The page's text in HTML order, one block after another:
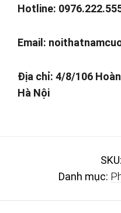
Hotline:
Email:
Địa chỉ: 4/8/106
Hà Nội
SKU:
Danh mục: